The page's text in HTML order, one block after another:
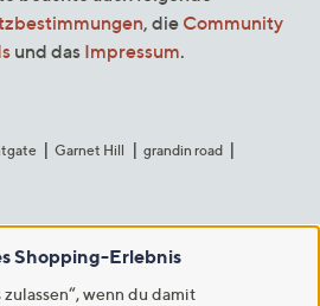
, die Community
und das Impressum.
Garnet Hill
grandin road
Shopping-Erlebnis
wenn du damit